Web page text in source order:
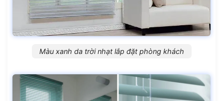
Màu xanh da trời nhạt lắp đặt phòng khách